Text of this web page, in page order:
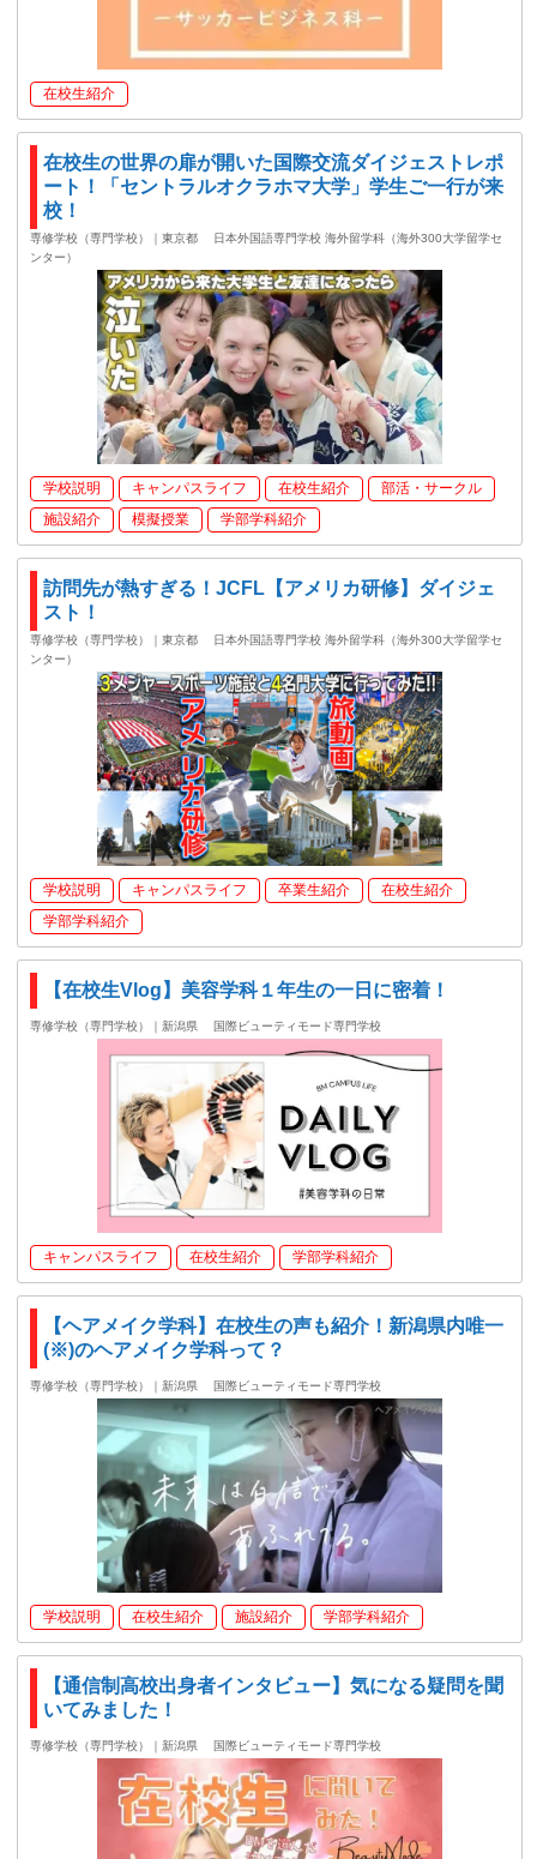
在校生紹介
在校生の世界の扉が開いた国際交流ダイジェストレポ
ート！「セントラルオクラホマ大学」学生ご一行が来
校！
専修学校（専門学校）｜東京都
日本外国語専門学校 海外留学科（海外300大学留学セ
ンター）
学校説明 キャンパスライフ 在校生紹介
部活・サークル
施設紹介
模擬授業 学部学科紹介
訪問先が熱すぎる！JCFL【アメリカ研修】ダイジェ
スト！
専修学校（専門学校）｜東京都
日本外国語専門学校 海外留学科（海外300大学留学セ
ンター）
学校説明 キャンパスライフ 卒業生紹介
在校生紹介
学部学科紹介
【在校生Vlog】美容学科１年生の一日に密着！
専修学校（専門学校）｜新潟県 国際ビューティモード専門学校
キャンパスライフ 在校生紹介 学部学科紹介
【ヘアメイク学科】在校生の声も紹介！新潟県内唯一
(※)のヘアメイク学科って？
専修学校（専門学校）｜新潟県 国際ビューティモード専門学校
学校説明 在校生紹介 施設紹介 学部学科紹介
【通信制高校出身者インタビュー】気になる疑問を聞
いてみました！
専修学校（専門学校）｜新潟県 国際ビューティモード専門学校